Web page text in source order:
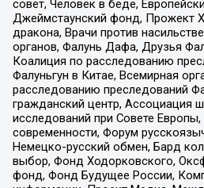
совет, Человек в беде,
Джеймстаунский фонд, Прожект
дракона, Врачи против
органов, Фалунь Дафа, Друзья
Коалиция по расследованию
Фалуньгун в Китае, Всемирная
расследованию преследований
гражданский центр, Ассоциация
исследований при Совете
современности, Форум
Немецко-русский обмен, Бард
выбор, Фонд Ходорковского,
фонд, Фонд Будущее России,